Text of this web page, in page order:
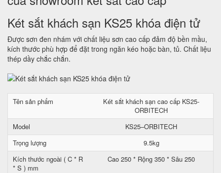
Két sắt khách sạn KS25 khóa điện tử
Được sơn đen nhám với chất liệu sơn cao cấp đảm độ bền mầu,
kích thước phù hợp để đặt trong ngăn kéo hoặc bàn, tủ. Chất liệu
thép dầy chắc chắn.
Tên sản phẩm
Két sắt khách sạn cao cấp KS25-
ORBITECH
Model
KS25–ORBITECH
Trọng lượng
9.5kg
Kích thước ngoài ( C * R
* S ) mm
Cao 250 * Rộng 350 * Sâu 250